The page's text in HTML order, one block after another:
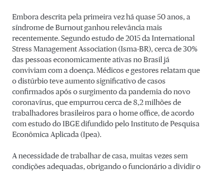
Embora descrita pela primeira vez há quase 50 anos, a
síndrome de Burnout ganhou relevância mais
recentemente. Segundo estudo de 2015 da International
Stress Management Association (Isma-BR), cerca de 30%
das pessoas economicamente ativas no Brasil já
conviviam com a doença. Médicos e gestores relatam que
o distúrbio teve aumento significativo de casos
confirmados após o surgimento da pandemia do novo
coronavírus, que empurrou cerca de 8,2 milhões de
trabalhadores brasileiros para o home office, de acordo
com estudo do IBGE difundido pelo Instituto de Pesquisa
Econômica Aplicada (Ipea).
A necessidade de trabalhar de casa, muitas vezes sem
condições adequadas, obrigando o funcionário a dividir o